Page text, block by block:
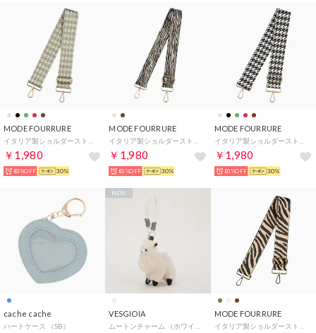
MODE FOURRURE
￥1,980
83%OFF 30%
MODE FOURRURE
￥1,980
83%OFF 30%
MODE FOURRURE
￥1,980
83%OFF 30%
cache cache
ハートケース （SB）
VESGIOIA
NEW
MODE FOURRURE